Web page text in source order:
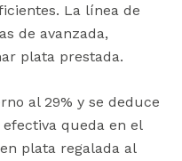
La línea de
de avanzada,
plata prestada.
al 29% y se deduce
queda en el
plata regalada al